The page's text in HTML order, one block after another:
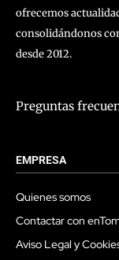
ofrecemos
consolidándonos
desde 2012.
Preguntas
EMPRESA
Quienes somos
Contactar con
Aviso Legal y